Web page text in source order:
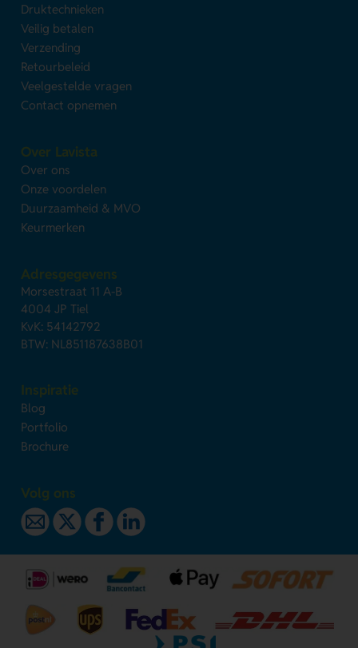
Druktechnieken
Veilig betalen
Verzending
Retourbeleid
Veelgestelde vragen
Contact opnemen
Over Lavista
Over ons
Onze voordelen
Duurzaamheid & MVO
Keurmerken
Adresgegevens
Morsestraat 11 A-B
4004 JP Tiel
KvK: 54142792
BTW: NL851187638B01
Inspiratie
Blog
Portfolio
Brochure
Volg ons